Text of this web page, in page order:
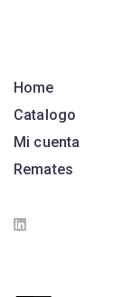
Home
Catalogo
Mi cuenta
Remates